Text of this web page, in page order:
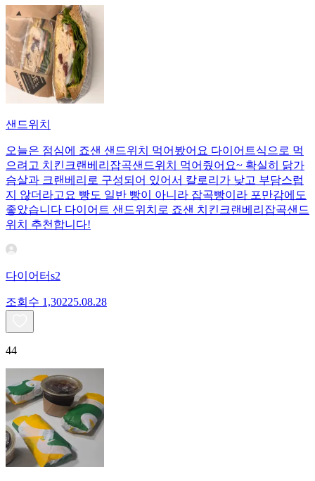
샌드위치
오늘은 점심에 죠샌 샌드위치 먹어봤어요 다이어트식으로 먹
으려고 치킨크랜베리잡곡샌드위치 먹어줬어요~ 확실히 닭가
슴살과 크랜베리로 구성되어 있어서 칼로리가 낮고 부담스럽
지 않더라고요 빵도 일반 빵이 아니라 잡곡빵이라 포만감에도
좋았습니다 다이어트 샌드위치로 죠샌 치킨크랜베리잡곡샌드
위치 추천합니다!
다이어터s2
조회수 1,30225.08.28
44